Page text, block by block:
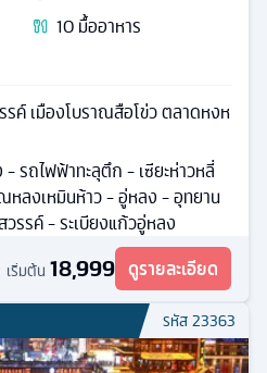
10มื้ออาหาร
ค์ เมืองโบราณสือโข่ว ตลาดหงห
รถไฟฟ้าทะลุตึก - เซียะห่าวหลี่
ลงเหมินห้าว - อู่หลง - อุทยาน
รรค์ - ระเบียงแก้วอู่หลง
เริ่มต้น 18,999 ดูรายละเอียด
รหัส23363